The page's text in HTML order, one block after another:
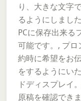
り、大きな文字
るようにしまし
PCに保存出来る
可能です。, プ
約時に希望をお
をするようにい
ドディスプレイ
原稿を確認でき